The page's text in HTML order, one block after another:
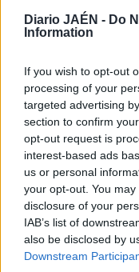
Diario JAÉN - Do
Information
If you wish to opt-out
processing of your
targeted advertising
section to confirm
opt-out request is
interest-based ads
us or personal
your opt-out. You
disclosure of your
IAB’s list of
also be disclosed by
Downstream